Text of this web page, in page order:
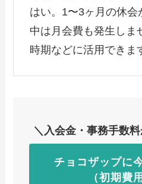
はい。1〜3ヶ月の休会
中は月会費も発生しま
時期などに活用できま
＼入会金・事務手数
チョコザップに
（初期費